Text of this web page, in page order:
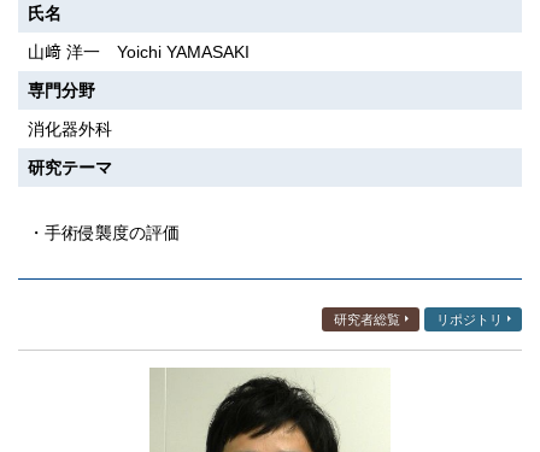
氏名
山﨑 洋一 Yoichi YAMASAKI
専門分野
消化器外科
研究テーマ
・手術侵襲度の評価
研究者総覧 リポジトリ